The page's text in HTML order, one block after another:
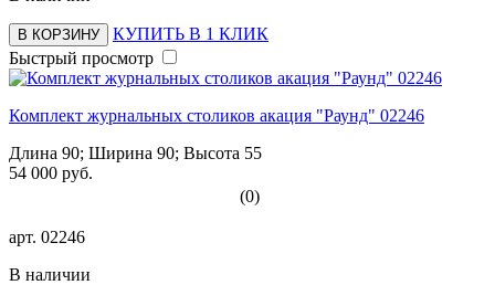
В КОРЗИНУ
КУПИТЬ В 1 КЛИК
Быстрый просмотр
Комплект журнальных столиков акация "Раунд" 02246
Длина 90; Ширина 90; Высота 55
54 000 руб.
(0)
арт. 02246
В наличии